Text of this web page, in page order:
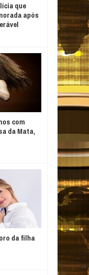
que
após
com
da Mata,
da filha